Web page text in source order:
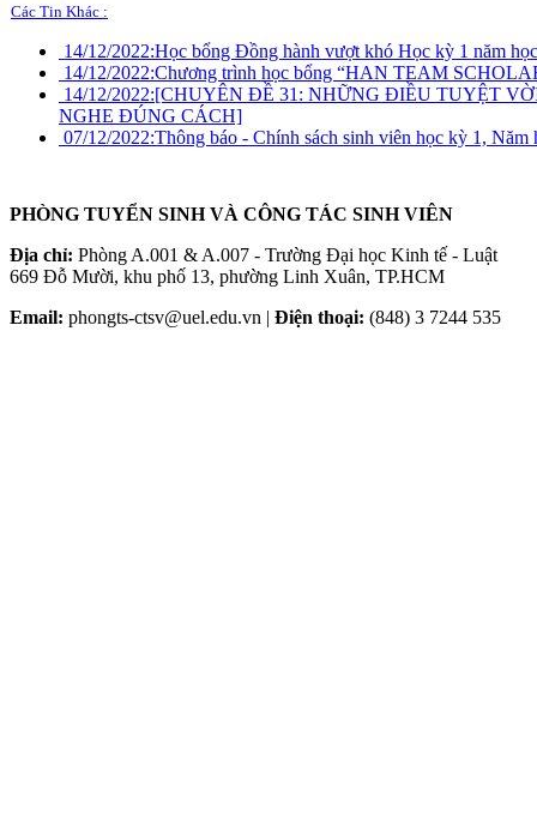
Các Tin Khác :
14/12/2022:Học bổng Đồng hành vượt khó Học kỳ 1 năm
14/12/2022:Chương trình học bổng “HAN TEAM
14/12/2022:[CHUYÊN ĐỀ 31: NHỮNG ĐIỀU TUYỆT
NGHE ĐÚNG CÁCH]
07/12/2022:Thông báo - Chính sách sinh viên học kỳ 1, Năm
PHÒNG TUYỂN SINH VÀ CÔNG TÁC SINH VIÊN
Địa chỉ: Phòng A.001 & A.007 - Trường Đại học Kinh tế - Luật
669 Đỗ Mười, khu phố 13, phường Linh Xuân, TP.HCM
Email: phongts-ctsv@uel.edu.vn | Điện thoại: (848) 3 7244 535